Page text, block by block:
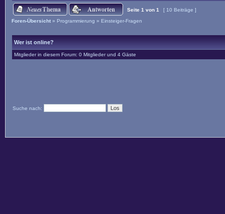
Seite 1 von 1
[ 10 Beiträge ]
Foren-Übersicht » Programmierung » Einsteiger-Fragen
Wer ist online?
Mitglieder in diesem Forum: 0 Mitglieder und 4 Gäste
Suche nach: